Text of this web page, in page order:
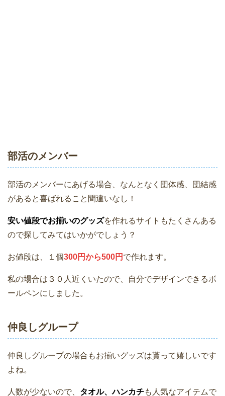
部活のメンバー
部活のメンバーにあげる場合、なんとなく団体感、団結感
があると喜ばれること間違いなし！
安い値段でお揃いのグッズを作れるサイトもたくさんある
ので探してみてはいかがでしょう？
お値段は、１個300円から500円 で作れます。
私の場合は３０人近くいたので、自分でデザインできるボ
ールペンにしました。
仲良しグループ
仲良しグループの場合もお揃いグッズは貰って嬉しいです
よね。
人数が少ないので、 タオル、ハンカチも人気なアイテムで